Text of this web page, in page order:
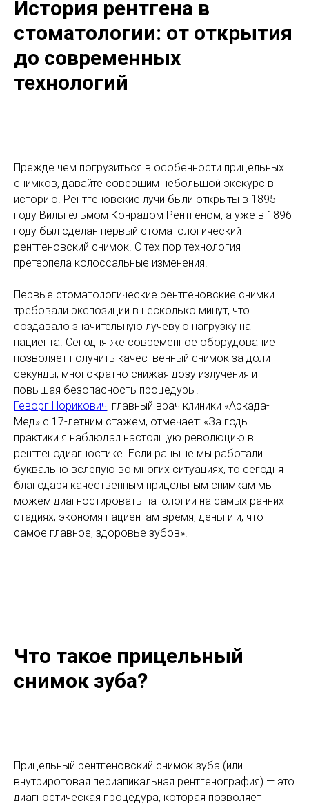
История рентгена в
стоматологии: от открытия
до современных
технологий
Прежде чем погрузиться в особенности прицельных
снимков, давайте совершим небольшой экскурс в
историю. Рентгеновские лучи были открыты в 1895
году Вильгельмом Конрадом Рентгеном, а уже в 1896
году был сделан первый стоматологический
рентгеновский снимок. С тех пор технология
претерпела колоссальные изменения.
Первые стоматологические рентгеновские снимки
требовали экспозиции в несколько минут, что
создавало значительную лучевую нагрузку на
пациента. Сегодня же современное оборудование
позволяет получить качественный снимок за доли
секунды, многократно снижая дозу излучения и
повышая безопасность процедуры.
Геворг Норикович, главный врач клиники «Аркада-
Мед» с 17-летним стажем, отмечает: «За годы
практики я наблюдал настоящую революцию в
рентгенодиагностике. Если раньше мы работали
буквально вслепую во многих ситуациях, то сегодня
благодаря качественным прицельным снимкам мы
можем диагностировать патологии на самых ранних
стадиях, экономя пациентам время, деньги и, что
самое главное, здоровье зубов».
Что такое прицельный
снимок зуба?
Прицельный рентгеновский снимок зуба (или
внутриротовая периапикальная рентгенография) — это
диагностическая процедура, которая позволяет